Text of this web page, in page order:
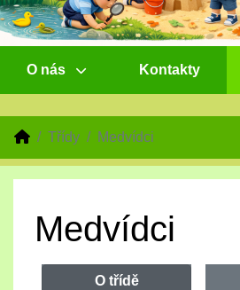
O nás Kontakty
Třídy Medvídci
Medvídci
O třídě